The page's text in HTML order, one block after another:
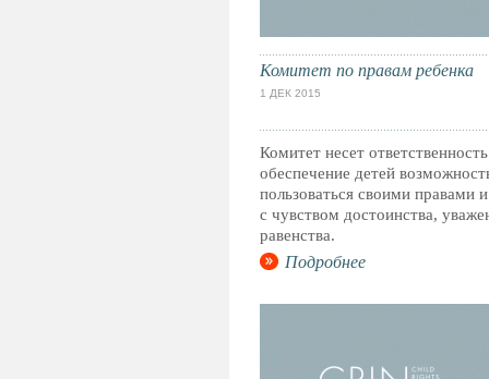
Комитет по правам ребенка
1 ДЕК 2015
Комитет несет
обеспечение детей
пользоваться своими правами
с чувством достоинства,
равенства.
Подробнее